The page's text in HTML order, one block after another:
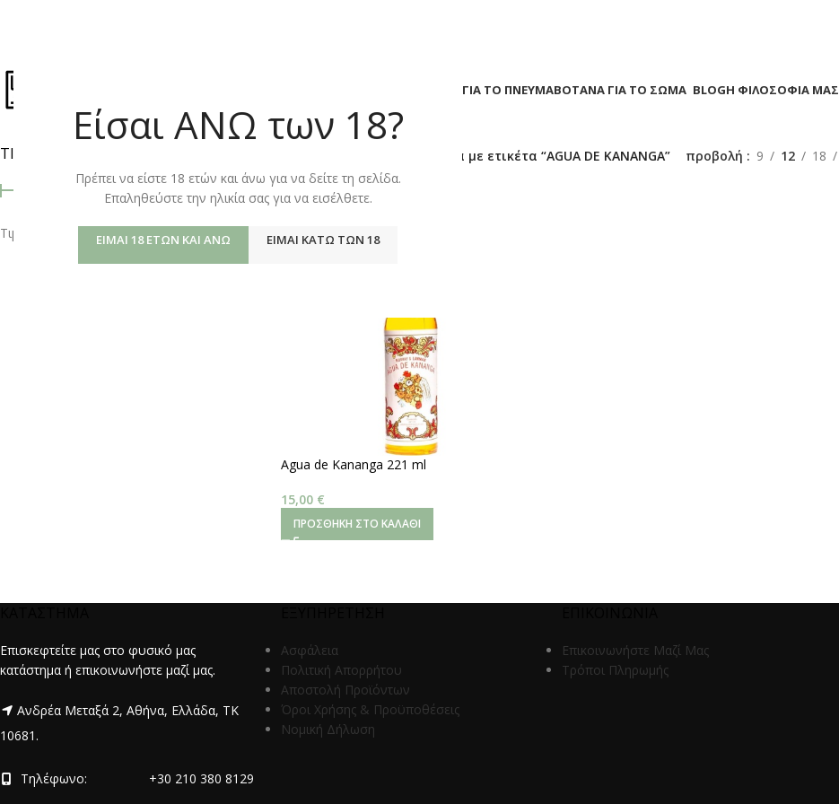
Είσαι ΑΝΩ των 18?
Πρέπει να είστε 18 ετών και άνω για να δείτε τη σελίδα.
Επαληθεύστε την ηλικία σας για να εισέλθετε.
ΕΊΜΑΙ 18 ΕΤΏΝ ΚΑΙ ΆΝΩ ΕΊΜΑΙ ΚΆΤΩ ΤΩΝ 18
ΒΟΤΑΝΑ ΓΙΑ ΤΟ ΠΝΕΥΜΑΒΟΤΑΝΑ ΓΙΑ ΤΟ ΣΩΜΑ BLOGΗ ΦΙΛΟΣΟΦΙΑ ΜΑΣ
ΤΙΜΉ
ΦΙΛΤΡΆΡΙΣΜΑ
Τιμή: 20 €
Προϊόντα με ετικέτα “AGUA DE KANANGA” προβολή 9 12 18
Agua de Kananga 221 ml
15,00 €
ΠΡΟΣΘΉΚΗ ΣΤΟ ΚΑΛΆΘΙ
Επισκεφτείτε μας στο φυσικό μας
κατάστημα ή επικοινωνήστε μαζί μας.
Ανδρέα Μεταξά 2, Αθήνα, Ελλάδα, ΤΚ
10681.
Τηλέφωνο: +30 210 380 8129
Ασφάλεια
Πολιτική Απορρήτου
Αποστολή Προϊόντων
Όροι Χρήσης & Προϋποθέσεις
Νομική Δήλωση
Επικοινωνήστε Μαζί Μας
Τρόποι Πληρωμής